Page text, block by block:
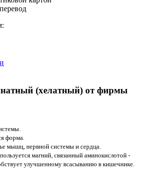
:
(хелатный) от фирмы
форма.
мышц, нервной системы и сердца.
магний, связанный аминокислотой -
улучшенному всасыванию в кишечнике.